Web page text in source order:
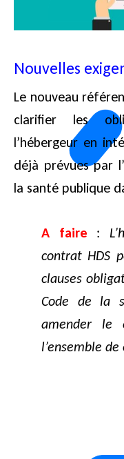
Nouvelles
Le nouveau
clarifier les
l’hébergeur en
déjà prévues par
la santé publique
A faire :
contrat HDS
clauses
Code de la
amender le
l’ensemble